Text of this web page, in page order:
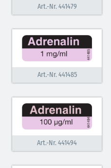
Koagulantien (hellgrau/
Rahmen)
Bronchodilatatoren (blau-
Antikonvulsiva (grau-lila)
Inodilatatoren (rot-grün)
Antiarrhythmika (rot-blau)
Elektrolyte (grün-pink)
Elektrolyte Kalium (grün-
Elektrolyte NaCl (grün)
Art.-Nr. 441479
Art.-Nr. 441485
Art.-Nr. 441494